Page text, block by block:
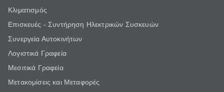
Κλιματισμός
Επισκευές - Συντήρηση Ηλεκτρικών Συσκευών
Συνεργεία Αυτοκινήτων
Λογιστικά Γραφεία
Μεσιτικά Γραφεία
Μετακομίσεις και Μεταφορές